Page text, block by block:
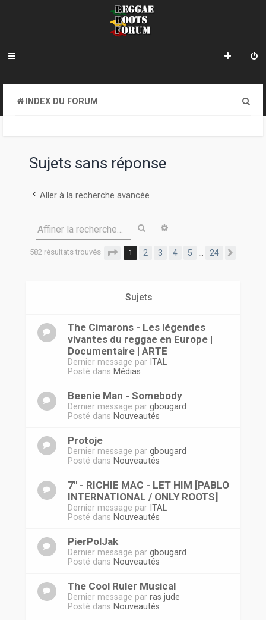
INDEX DU FORUM
Sujets sans réponse
Aller à la recherche avancée
Affiner la recherche… Rechercher
582 résultats trouvés Page 1sur
1 2 3 4 5 24
Sujets
The Cimarons - Les légendes
vivantes du reggae en Europe |
Documentaire | ARTE
Dernier message par ITAL
Posté dans Médias
Beenie Man - Somebody
Dernier message par gbougard
Posté dans Nouveautés
Protoje
Dernier message par gbougard
Posté dans Nouveautés
7" - RICHIE MAC - LET HIM [PABLO
INTERNATIONAL / ONLY ROOTS]
Dernier message par ITAL
Posté dans Nouveautés
PierPolJak
Dernier message par gbougard
Posté dans Nouveautés
The Cool Ruler Musical
Dernier message par ras jude
Posté dans Nouveautés